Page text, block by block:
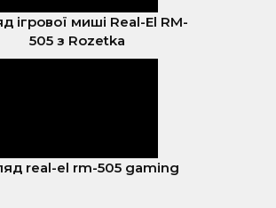
ігрової миші Real-El RM-
505 з Rozetka
real-el rm-505 gaming